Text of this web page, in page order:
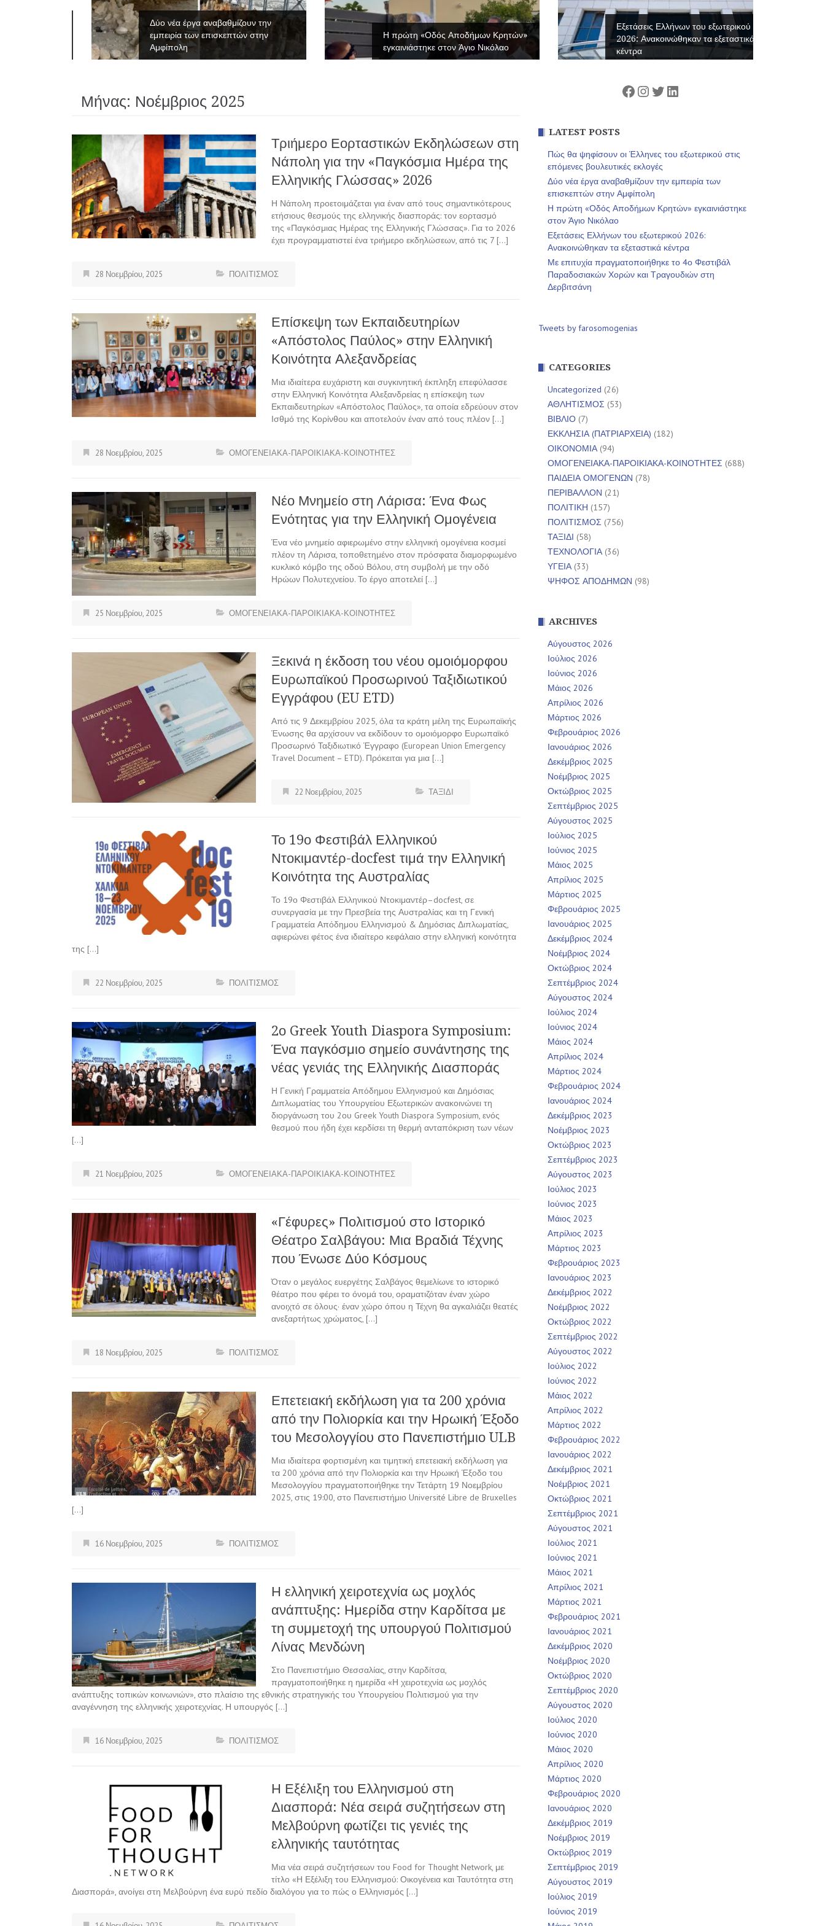
Δύο νέα έργα αναβαθμίζουν την
εμπειρία των επισκεπτών στην
Αμφίπολη
Η πρώτη «Οδός Αποδήμων Κρητών»
εγκαινιάστηκε στον Άγιο Νικόλαο
Εξετάσεις Ελλήνων του εξωτερικού
2026: Ανακοινώθηκαν τα εξεταστικά
κέντρα
Μήνας: Νοέμβριος 2025
Τριήμερο Εορταστικών Εκδηλώσεων στη
Νάπολη για την «Παγκόσμια Ημέρα της
Ελληνικής Γλώσσας» 2026
Η Νάπολη προετοιμάζεται για έναν από τους σημαντικότερους
ετήσιους θεσμούς της ελληνικής διασποράς: τον εορτασμό
της «Παγκόσμιας Ημέρας της Ελληνικής Γλώσσας». Για το 2026
έχει προγραμματιστεί ένα τριήμερο εκδηλώσεων, από τις 7 […]
28 Νοεμβρίου, 2025 ΠΟΛΙΤΙΣΜΟΣ
Επίσκεψη των Εκπαιδευτηρίων
«Απόστολος Παύλος» στην Ελληνική
Κοινότητα Αλεξανδρείας
Μια ιδιαίτερα ευχάριστη και συγκινητική έκπληξη επεφύλασσε
στην Ελληνική Κοινότητα Αλεξανδρείας η επίσκεψη των
Εκπαιδευτηρίων «Απόστολος Παύλος», τα οποία εδρεύουν στον
Ισθμό της Κορίνθου και αποτελούν έναν από τους πλέον […]
28 Νοεμβρίου, 2025 ΟΜΟΓΕΝΕΙΑΚΑ-ΠΑΡΟΙΚΙΑΚΑ-ΚΟΙΝΟΤΗΤΕΣ
Νέο Μνημείο στη Λάρισα: Ένα Φως
Ενότητας για την Ελληνική Ομογένεια
Ένα νέο μνημείο αφιερωμένο στην ελληνική ομογένεια κοσμεί
πλέον τη Λάρισα, τοποθετημένο στον πρόσφατα διαμορφωμένο
κυκλικό κόμβο της οδού Βόλου, στη συμβολή με την οδό
Ηρώων Πολυτεχνείου. Το έργο αποτελεί […]
25 Νοεμβρίου, 2025 ΟΜΟΓΕΝΕΙΑΚΑ-ΠΑΡΟΙΚΙΑΚΑ-ΚΟΙΝΟΤΗΤΕΣ
Ξεκινά η έκδοση του νέου ομοιόμορφου
Ευρωπαϊκού Προσωρινού Ταξιδιωτικού
Εγγράφου (EU ETD)
Από τις 9 Δεκεμβρίου 2025, όλα τα κράτη μέλη της Ευρωπαϊκής
Ένωσης θα αρχίσουν να εκδίδουν το ομοιόμορφο Ευρωπαϊκό
Προσωρινό Ταξιδιωτικό Έγγραφο (European Union Emergency
Travel Document – ETD). Πρόκειται για μια […]
22 Νοεμβρίου, 2025 ΤΑΞΙΔΙ
Το 19ο Φεστιβάλ Ελληνικού
Ντοκιμαντέρ-docfest τιμά την Ελληνική
Κοινότητα της Αυστραλίας
Το 19ο Φεστιβάλ Ελληνικού Ντοκιμαντέρ–docfest, σε
συνεργασία με την Πρεσβεία της Αυστραλίας και τη Γενική
Γραμματεία Απόδημου Ελληνισμού & Δημόσιας Διπλωματίας,
αφιερώνει φέτος ένα ιδιαίτερο κεφάλαιο στην ελληνική κοινότητα
της […]
22 Νοεμβρίου, 2025 ΠΟΛΙΤΙΣΜΟΣ
2ο Greek Youth Diaspora Symposium:
Ένα παγκόσμιο σημείο συνάντησης της
νέας γενιάς της Ελληνικής Διασποράς
Η Γενική Γραμματεία Απόδημου Ελληνισμού και Δημόσιας
Διπλωματίας του Υπουργείου Εξωτερικών ανακοινώνει τη
διοργάνωση του 2ου Greek Youth Diaspora Symposium, ενός
θεσμού που ήδη έχει κερδίσει τη θερμή ανταπόκριση των νέων
[…]
21 Νοεμβρίου, 2025 ΟΜΟΓΕΝΕΙΑΚΑ-ΠΑΡΟΙΚΙΑΚΑ-ΚΟΙΝΟΤΗΤΕΣ
«Γέφυρες» Πολιτισμού στο Ιστορικό
Θέατρο Σαλβάγου: Μια Βραδιά Τέχνης
που Ένωσε Δύο Κόσμους
Όταν ο μεγάλος ευεργέτης Σαλβάγος θεμελίωνε το ιστορικό
θέατρο που φέρει το όνομά του, οραματιζόταν έναν χώρο
ανοιχτό σε όλους· έναν χώρο όπου η Τέχνη θα αγκαλιάζει θεατές
ανεξαρτήτως χρώματος, […]
18 Νοεμβρίου, 2025 ΠΟΛΙΤΙΣΜΟΣ
Επετειακή εκδήλωση για τα 200 χρόνια
από την Πολιορκία και την Ηρωική Έξοδο
του Μεσολογγίου στο Πανεπιστήμιο ULB
Μια ιδιαίτερα φορτισμένη και τιμητική επετειακή εκδήλωση για
τα 200 χρόνια από την Πολιορκία και την Ηρωική Έξοδο του
Μεσολογγίου πραγματοποιήθηκε την Τετάρτη 19 Νοεμβρίου
2025, στις 19:00, στο Πανεπιστήμιο Université Libre de Bruxelles
[…]
16 Νοεμβρίου, 2025 ΠΟΛΙΤΙΣΜΟΣ
Η ελληνική χειροτεχνία ως μοχλός
ανάπτυξης: Ημερίδα στην Καρδίτσα με
τη συμμετοχή της υπουργού Πολιτισμού
Λίνας Μενδώνη
Στο Πανεπιστήμιο Θεσσαλίας, στην Καρδίτσα,
πραγματοποιήθηκε η ημερίδα «Η χειροτεχνία ως μοχλός
ανάπτυξης τοπικών κοινωνιών», στο πλαίσιο της εθνικής στρατηγικής του Υπουργείου Πολιτισμού για την
αναγέννηση της ελληνικής χειροτεχνίας. Η υπουργός […]
16 Νοεμβρίου, 2025 ΠΟΛΙΤΙΣΜΟΣ
Η Εξέλιξη του Ελληνισμού στη
Διασπορά: Νέα σειρά συζητήσεων στη
Μελβούρνη φωτίζει τις γενιές της
ελληνικής ταυτότητας
Μια νέα σειρά συζητήσεων του Food for Thought Network, με
τίτλο «Η Εξέλιξη του Ελληνισμού: Οικογένεια και Ταυτότητα στη
Διασπορά», ανοίγει στη Μελβούρνη ένα ευρύ πεδίο διαλόγου για το πώς ο Ελληνισμός […]
Facebook
Instagram
Twitter
Linkedin
LATEST POSTS
Πώς θα ψηφίσουν οι Έλληνες του εξωτερικού στις
επόμενες βουλευτικές εκλογές
Δύο νέα έργα αναβαθμίζουν την εμπειρία των
επισκεπτών στην Αμφίπολη
Η πρώτη «Οδός Αποδήμων Κρητών» εγκαινιάστηκε
στον Άγιο Νικόλαο
Εξετάσεις Ελλήνων του εξωτερικού 2026:
Ανακοινώθηκαν τα εξεταστικά κέντρα
Με επιτυχία πραγματοποιήθηκε το 4ο Φεστιβάλ
Παραδοσιακών Χορών και Τραγουδιών στη
Δερβιτσάνη
Tweets by farosomogenias
CATEGORIES
Uncategorized (26)
ΑΘΛΗΤΙΣΜΟΣ (53)
ΒΙΒΛΙΟ (7)
ΕΚΚΛΗΣΙΑ (ΠΑΤΡΙΑΡΧΕΙΑ) (182)
ΟΙΚΟΝΟΜΙΑ(94)
ΟΜΟΓΕΝΕΙΑΚΑ-ΠΑΡΟΙΚΙΑΚΑ-ΚΟΙΝΟΤΗΤΕΣ (688)
ΠΑΙΔΕΙΑ ΟΜΟΓΕΝΩΝ (78)
ΠΕΡΙΒΑΛΛΟΝ (21)
ΠΟΛΙΤΙΚΗ (157)
ΠΟΛΙΤΙΣΜΟΣ (756)
ΤΑΞΙΔΙ (58)
ΤΕΧΝΟΛΟΓΙΑ(36)
ΥΓΕΙΑ(33)
ΨΗΦΟΣ ΑΠΟΔΗΜΩΝ (98)
ARCHIVES
Αύγουστος 2026
Ιούλιος 2026
Ιούνιος 2026
Μάιος 2026
Απρίλιος 2026
Μάρτιος 2026
Φεβρουάριος 2026
Ιανουάριος 2026
Δεκέμβριος 2025
Νοέμβριος 2025
Οκτώβριος 2025
Σεπτέμβριος 2025
Αύγουστος 2025
Ιούλιος 2025
Ιούνιος 2025
Μάιος 2025
Απρίλιος 2025
Μάρτιος 2025
Φεβρουάριος 2025
Ιανουάριος 2025
Δεκέμβριος 2024
Νοέμβριος 2024
Οκτώβριος 2024
Σεπτέμβριος 2024
Αύγουστος 2024
Ιούλιος 2024
Ιούνιος 2024
Μάιος 2024
Απρίλιος 2024
Μάρτιος 2024
Φεβρουάριος 2024
Ιανουάριος 2024
Δεκέμβριος 2023
Νοέμβριος 2023
Οκτώβριος 2023
Σεπτέμβριος 2023
Αύγουστος 2023
Ιούλιος 2023
Ιούνιος 2023
Μάιος 2023
Απρίλιος 2023
Μάρτιος 2023
Φεβρουάριος 2023
Ιανουάριος 2023
Δεκέμβριος 2022
Νοέμβριος 2022
Οκτώβριος 2022
Σεπτέμβριος 2022
Αύγουστος 2022
Ιούλιος 2022
Ιούνιος 2022
Μάιος 2022
Απρίλιος 2022
Μάρτιος 2022
Φεβρουάριος 2022
Ιανουάριος 2022
Δεκέμβριος 2021
Νοέμβριος 2021
Οκτώβριος 2021
Σεπτέμβριος 2021
Αύγουστος 2021
Ιούλιος 2021
Ιούνιος 2021
Μάιος 2021
Απρίλιος 2021
Μάρτιος 2021
Φεβρουάριος 2021
Ιανουάριος 2021
Δεκέμβριος 2020
Νοέμβριος 2020
Οκτώβριος 2020
Σεπτέμβριος 2020
Αύγουστος 2020
Ιούλιος 2020
Ιούνιος 2020
Μάιος 2020
Απρίλιος 2020
Μάρτιος 2020
Φεβρουάριος 2020
Ιανουάριος 2020
Δεκέμβριος 2019
Νοέμβριος 2019
Οκτώβριος 2019
Σεπτέμβριος 2019
Αύγουστος 2019
Ιούλιος 2019
Ιούνιος 2019